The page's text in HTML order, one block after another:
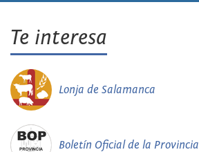
Te interesa
Lonja de Salamanca
Boletín Oficial de la Provincia